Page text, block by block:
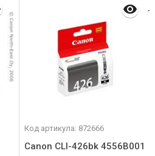
Код артикула: 872666
Canon CLI-426bk 4556B001